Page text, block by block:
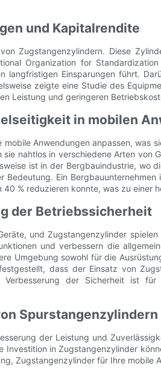
und Kapitalrendite
Zugstangenzylindern. Diese
Organization for
langfristigen Einsparungen führt.
zeigte eine Studie des
Leistung und geringeren
in mobilen
Anwendungen anpassen,
nahtlos in verschiedene Arten
ist in der Bergbauindustrie,
Ein
% reduzieren konnte, was zu einer
der Betriebssicherheit
und Zugstangenzylinder
und verbessern die
Umgebung sowohl für die
dass der Einsatz von
Verbesserung der Sicherheit ist
Spurstangenzylindern
der Leistung und
in Zugstangenzylinder
Zugstangenzylinder für Ihre mobile